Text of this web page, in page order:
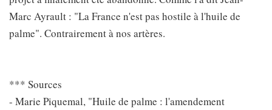
Marc Ayrault : "La France n'est pas hostile à l'huile de
palme". Contrairement à nos artères.
*** Sources
- Marie Piquemal, "Huile de palme : l'amendement